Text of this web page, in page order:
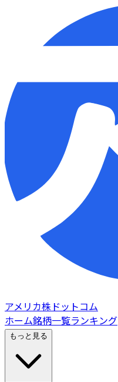
アメリカ株ドットコム
ホーム銘柄一覧ランキング
もっと見る